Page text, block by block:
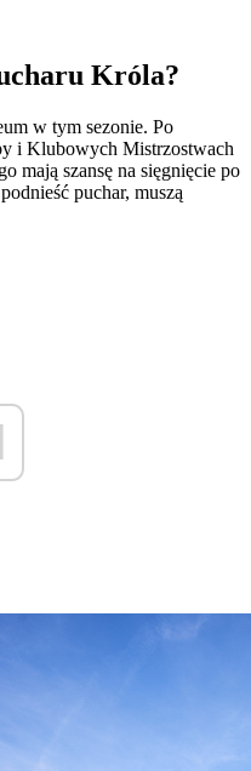
Króla?
w tym sezonie. Po
i Klubowych Mistrzostwach
mają szansę na sięgnięcie po
puchar, muszą